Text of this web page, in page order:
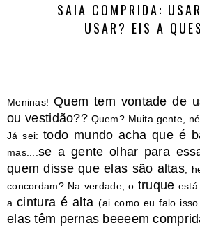
SAIA COMPRIDA:
USAR? EIS A
Meninas!Quem tem vontade de
ou vestidão??Quem? Muita gente,
Já sei:todo mundo acha que é
mas.... se a gente olhar para
quem disse que elas são altas ,
concordam? Na verdade, o truque está
acintura é alta(ai como eu falo isso
elas têm pernas beeeem